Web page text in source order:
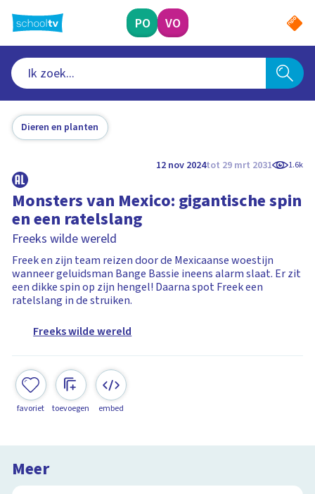
naar
hoofdinhoud
PO VO
Dieren en planten
12 nov 2024tot 29 mrt 2031 1.6k
Monsters van Mexico: gigantische spin
en een ratelslang
Freeks wilde wereld
Freek en zijn team reizen door de Mexicaanse woestijn
wanneer geluidsman Bange Bassie ineens alarm slaat. Er zit
een dikke spin op zijn hengel! Daarna spot Freek een
ratelslang in de struiken.
Freeks wilde wereld
favoriet toevoegen embed
Meer